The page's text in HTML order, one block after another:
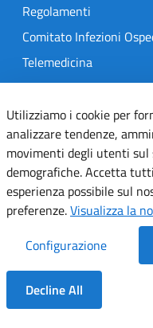
Dentro la Sezione
Regolamenti
Comitato Infezioni
Telemedicina
MedOral
TRASPARENZA
Amministrazione
Gare e Concorsi
Delibere
Determine
SEGUICI SU
Utilizziamo i cookie per
analizzare tendenze,
movimenti degli utenti sul
demografiche. Accetta
esperienza possibile sul
preferenze.Visualizza la
Configurazione
Decline All